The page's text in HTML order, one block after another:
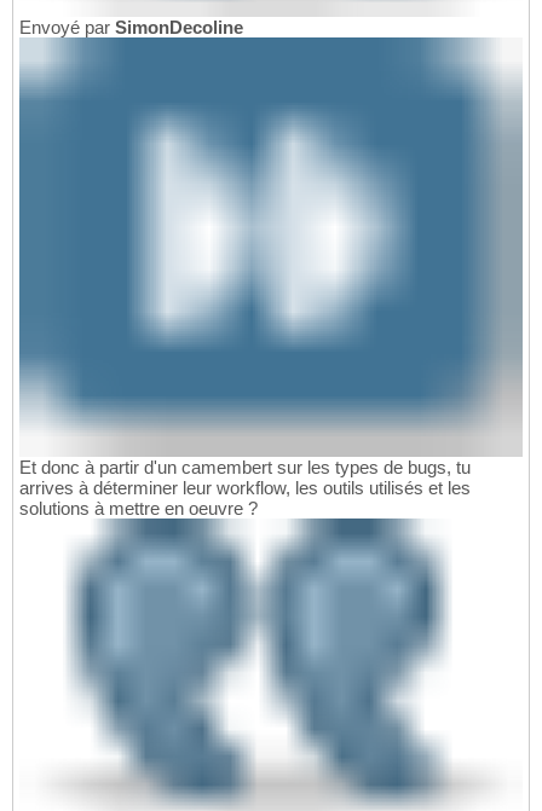
Envoyé par SimonDecoline
Et donc à partir d'un camembert sur les types de bugs, tu
arrives à déterminer leur workflow, les outils utilisés et les
solutions à mettre en oeuvre ?